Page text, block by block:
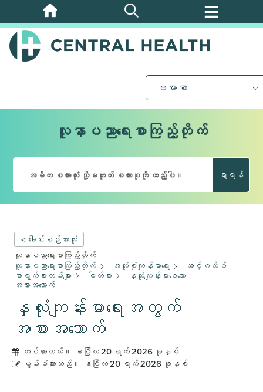
အဓိက
အကြောင်းအရာ
သို့
ဗမာစာ
လူနာပညာရေးစာကြည့်တိုက်
ရှာရန်
< ခေါင်းစဉ်အားလုံး
လူနာပညာရေးစာကြည့်တိုက်
လူနာပညာရေးစာကြည့်တိုက်
အလုံးစုံကျန်းမာရေး
အင်္ဂလိပ်
စာရွက်စာတမ်းများ
ဓါတ်စာ
နှလုံးကျန်းမာစေသော
အစားအသောက်
နှလုံးကျန်းမာရေးအတွက်
အစားအသောက်
တင်ထားတယ်။
ဧပြီလ 20 ရက် 2026 ခုနှစ်
မွမ်းမံထားသည်။
ဧပြီလ 20 ရက် 2026 ခုနှစ်